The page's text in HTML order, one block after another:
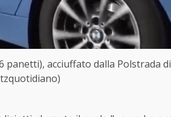
acciuffato dalla Polstrada